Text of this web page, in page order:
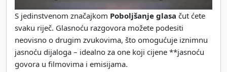
S jedinstvenom značajkom Poboljšanje glasa čut ćete
svaku riječ. Glasnoću razgovora možete podesiti
neovisno o drugim zvukovima, što omogućuje iznimnu
jasnoću dijaloga – idealno za one koji cijene **jasnoću
govora u filmovima i emisijama.